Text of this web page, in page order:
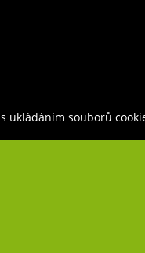
ukládáním souborů